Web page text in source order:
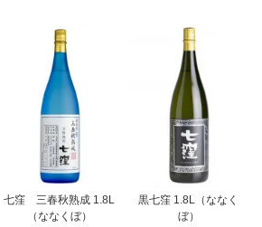
七窪 三春秋熟成 1.8L
（ななくぼ）
黒七窪 1.8L（ななく
ぼ）